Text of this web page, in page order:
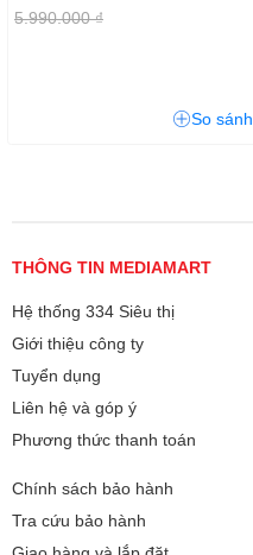
5.990.000 ₫
So sánh
THÔNG TIN MEDIAMART
Hệ thống 334 Siêu thị
Giới thiệu công ty
Tuyển dụng
Liên hệ và góp ý
Phương thức thanh toán
Chính sách bảo hành
Tra cứu bảo hành